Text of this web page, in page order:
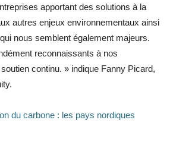
apportant des solutions à la
autres enjeux environnementaux ainsi
nous semblent également majeurs.
reconnaissants à nos
continu. » indique Fanny Picard,
du carbone : les pays nordiques